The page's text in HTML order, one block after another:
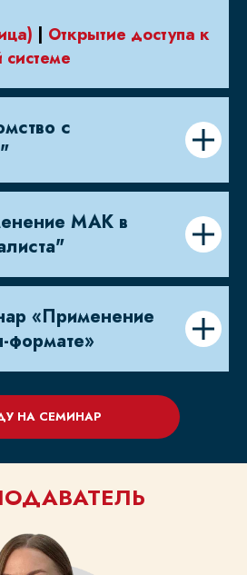
| Открытие доступа к
с
МАК в
«Применение
НА СЕМИНАР
₽
₽
КУРСА